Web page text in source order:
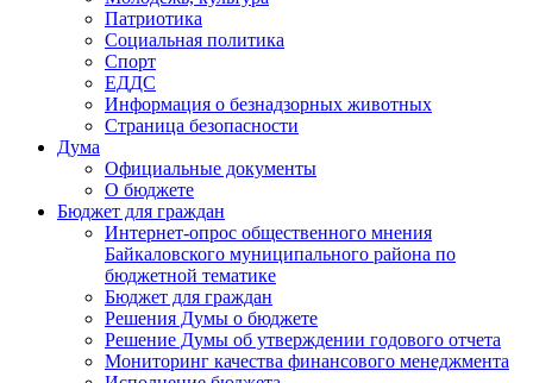
Патриотика
Социальная политика
Спорт
ЕДДС
Информация о безнадзорных животных
Страница безопасности
Дума
Официальные документы
О бюджете
Бюджет для граждан
Интернет-опрос общественного мнения
Байкаловского муниципального района по
бюджетной тематике
Бюджет для граждан
Решения Думы о бюджете
Решение Думы об утверждении годового отчета
Мониторинг качества финансового менеджмента